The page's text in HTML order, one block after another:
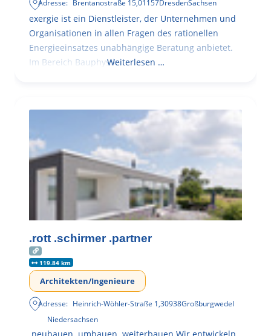
Adresse: Brentanostraße 15,01157DresdenSachsen
exergie ist ein Dienstleister, der Unternehmen und
Organisationen in allen Fragen des rationellen
Energieeinsatzes unabhängige Beratung anbietet.
Im Bereich BauphysikWeiterlesen …
.rott .schirmer .partner
119.84 km
Architekten/Ingenieure
Adresse: Heinrich-Wöhler-Straße 1,30938Großburgwedel
Niedersachsen